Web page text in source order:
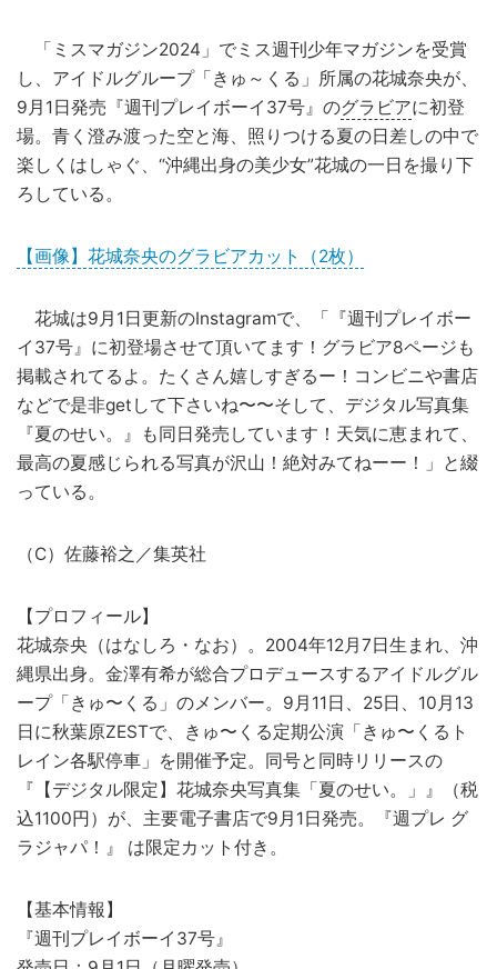
「ミスマガジン2024」でミス週刊少年マガジンを受賞
し、アイドルグループ「きゅ～くる」所属の花城奈央が、
9月1日発売『週刊プレイボーイ37号』のグラビアに初登
場。青く澄み渡った空と海、照りつける夏の日差しの中で
楽しくはしゃぐ、“沖縄出身の美少女”花城の一日を撮り下
ろしている。
【画像】花城奈央のグラビアカット（2枚）
花城は9月1日更新のInstagramで、「『週刊プレイボー
イ37号』に初登場させて頂いてます！グラビア8ページも
掲載されてるよ。たくさん嬉しすぎるー！コンビニや書店
などで是非getして下さいね〜〜そして、デジタル写真集
『夏のせい。』も同日発売しています！天気に恵まれて、
最高の夏感じられる写真が沢山！絶対みてねーー！」と綴
っている。
（C）佐藤裕之／集英社
【プロフィール】
花城奈央（はなしろ・なお）。2004年12月7日生まれ、沖
縄県出身。金澤有希が総合プロデュースするアイドルグル
ープ「きゅ〜くる」のメンバー。9月11日、25日、10月13
日に秋葉原ZESTで、きゅ〜くる定期公演「きゅ〜くるト
レイン各駅停車」を開催予定。同号と同時リリースの
『【デジタル限定】花城奈央写真集「夏のせい。」』（税
込1100円）が、主要電子書店で9月1日発売。『週プレ グ
ラジャパ！』 は限定カット付き。
【基本情報】
『週刊プレイボーイ37号』